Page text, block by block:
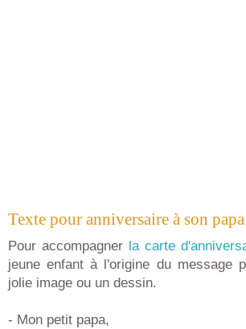
Texte pour anniversaire à son
Pour accompagner la carte
jeune enfant à l'origine du message
jolie image ou un dessin.
- Mon petit papa,